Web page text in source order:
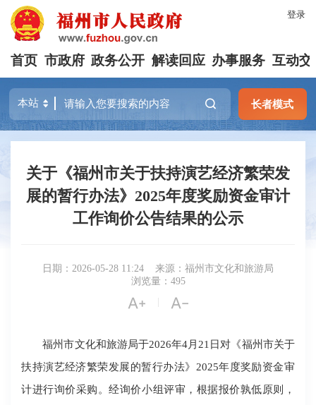
登录
首页 市政府 政务公开 解读回应 办事服务 互动交
长者模式
关于《福州市关于扶持演艺经济繁荣发
展的暂行办法》2025年度奖励资金审计
工作询价公告结果的公示
日期：2026-05-28 11:24
来源：福州市文化和旅游局
浏览量：495
 | 
福州市文化和旅游局于2026年4月21日对《福州市关于
扶持演艺经济繁荣发展的暂行办法》2025年度奖励资金审
计进行询价采购。经询价小组评审，根据报价孰低原则，